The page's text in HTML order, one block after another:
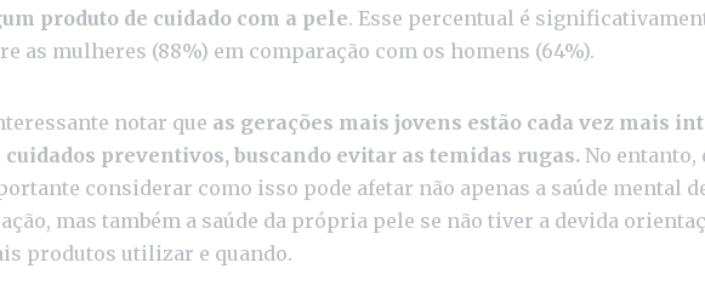
produto de cuidado com a pele. Esse percentual é
as mulheres (88%) em comparação com os homens (64%).
notar que as gerações mais jovens estão cada vez mais
cuidados preventivos, buscando evitar as temidas rugas.No entanto,
considerar como isso pode afetar não apenas a saúde mental
mas também a saúde da própria pele se não tiver a devida
produtos utilizar e quando.